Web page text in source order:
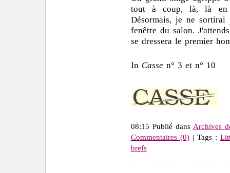
tout à coup, là, là en
Désormais, je ne
fenêtre du salon.
se dressera le premier
In Cassen° 3 et n° 10
08:15 Publié dans Archives
Commentaires (0)| Tags :
brefs